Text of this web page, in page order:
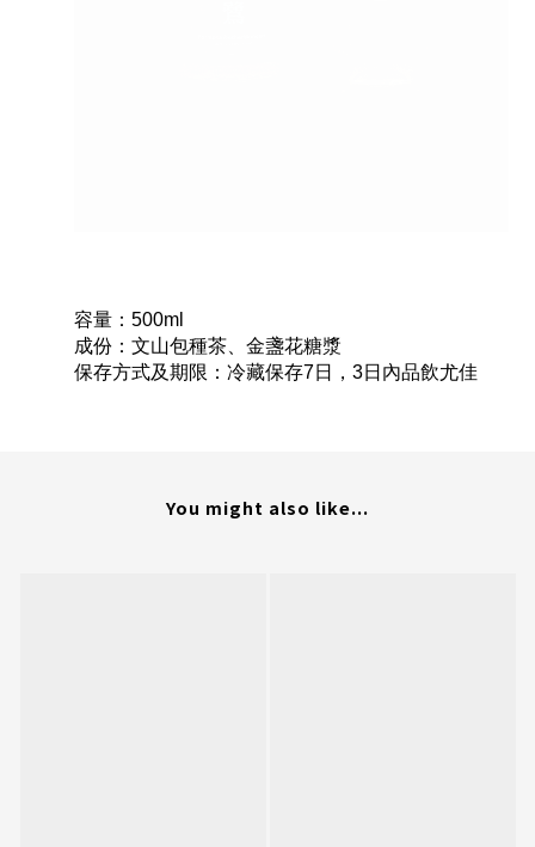
容量：500ml
成份：文山包種茶、金盞花糖漿
保存方式及期限：冷藏保存7日，3日內品飲尤佳
You might also like...